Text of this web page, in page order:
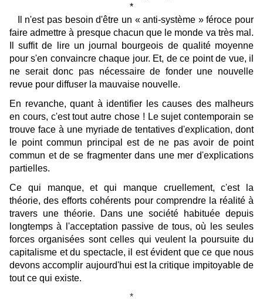
*
Il n'est pas besoin d'être un « anti-système » féroce pour
faire admettre à presque chacun que le monde va très mal.
Il suffit de lire un journal bourgeois de qualité moyenne
pour s'en convaincre chaque jour. Et, de ce point de vue, il
ne serait donc pas nécessaire de fonder une nouvelle
revue pour diffuser la mauvaise nouvelle.
En revanche, quant à identifier les causes des malheurs
en cours, c'est tout autre chose ! Le sujet contemporain se
trouve face à une myriade de tentatives d'explication, dont
le point commun principal est de ne pas avoir de point
commun et de se fragmenter dans une mer d'explications
partielles.
Ce qui manque, et qui manque cruellement, c'est la
théorie, des efforts cohérents pour comprendre la réalité à
travers une théorie. Dans une société habituée depuis
longtemps à l'acceptation passive de tous, où les seules
forces organisées sont celles qui veulent la poursuite du
capitalisme et du spectacle, il est évident que ce que nous
devons accomplir aujourd'hui est la critique impitoyable de
tout ce qui existe.
*